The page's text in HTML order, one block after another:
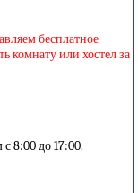
бесплатное
комнату или хостел за
8:00 до 17:00.